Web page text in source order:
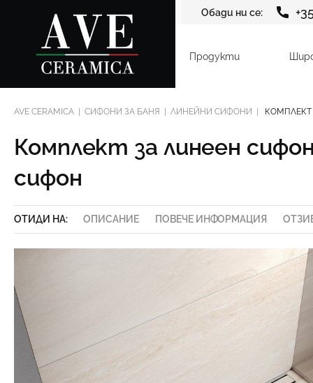
Обади ни се:
Продукти
AVE CERAMICA СИФОНИ ЗА БАНЯ ЛИНЕЙНИ СИФОНИ КОМПЛЕКТ
Комплект за линеен
сифон
ОТИДИ НА: ОПИСАНИЕ ПОВЕЧЕ ИНФОРМАЦИЯ